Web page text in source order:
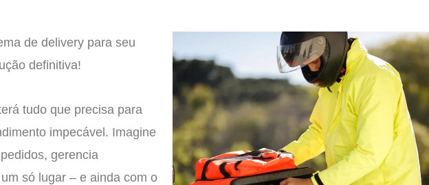
de delivery para seu
definitiva!
tudo que precisa para
impecável. Imagine
gerencia
só lugar – e ainda com o